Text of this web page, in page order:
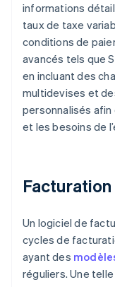
informations
taux de taxe
conditions de
avancés tels que
en incluant des
multidevises et
personnalisés
et les besoins de
Un logiciel de
cycles de
ayant des
réguliers. Une